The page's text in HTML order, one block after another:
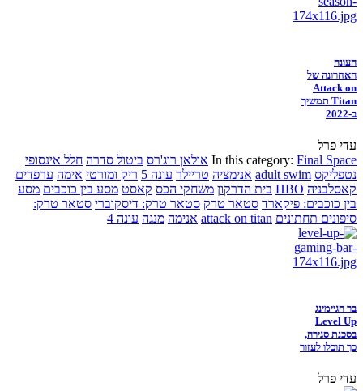
העונה
האחרונה של
Attack on
Titan תמשיך
ב-2022
עדי פרל
In this category: Final Space אולאן רוג'רס ביטול סדרה חלל אינסופי
נטפליקס adult swim אנימציה טריילר עונה 5 ריק ומורטי אימה ערפדים
קאסלבניה HBO בית הדרקון משחקי הכס קאסט מסע בין כוכבים מסע
בין כוכבים: פיקארד סטאר טרק סטאר טרק: דיסקוברי סטאר טרק:
סיפונים תחתונים attack on titan אנימה מנגה עונה 4
בר הגיימינג
Level Up
בסכנת סגירה,
כך תוכלו לעזור
עדי פרל